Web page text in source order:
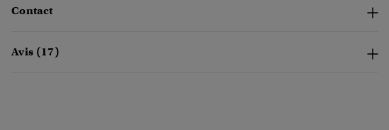
Contact
Avis (17)